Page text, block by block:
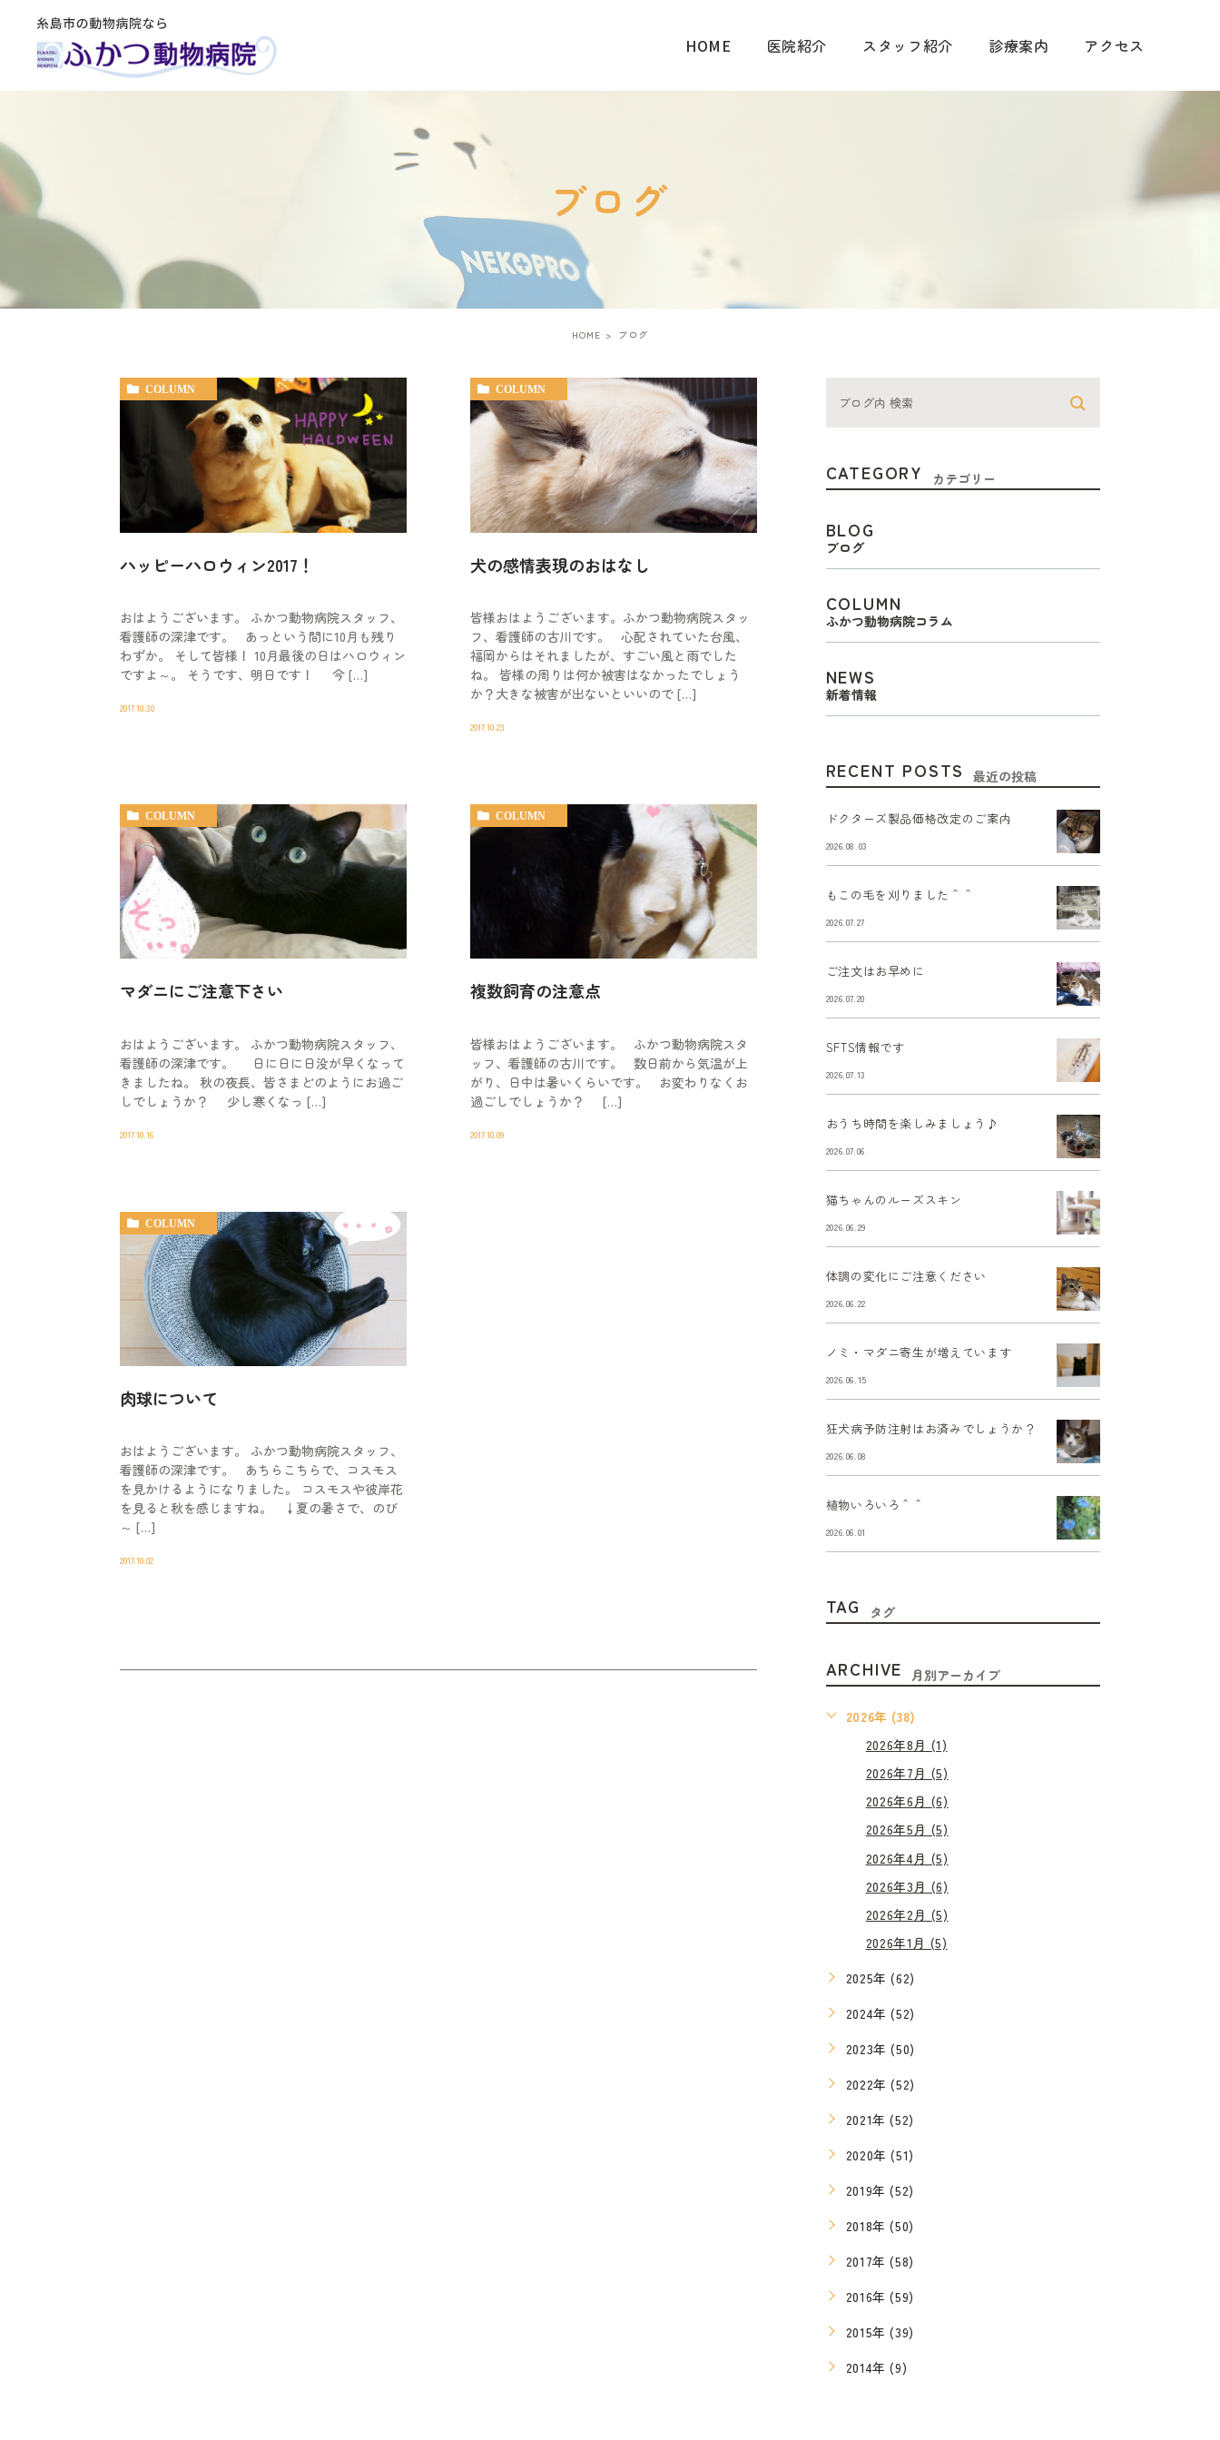
HOME 医院紹介 スタッフ紹介 診療案内 アクセス
ブログ
HOME ブログ
COLUMN
ハッピーハロウィン2017！
おはようございます。 ふかつ動物病院スタッフ、
看護師の深津です。 あっという間に10月も残り
わずか。 そして皆様！ 10月最後の日はハロウィン
ですよ～。 そうです、明日です！ 今 […]
2017.10.30
COLUMN
犬の感情表現のおはなし
皆様おはようございます。ふかつ動物病院スタッ
フ、看護師の古川です。 心配されていた台風、
福岡からはそれましたが、すごい風と雨でした
ね。 皆様の周りは何か被害はなかったでしょう
か？大きな被害が出ないといいので […]
2017.10.23
COLUMN
マダニにご注意下さい
おはようございます。 ふかつ動物病院スタッフ、
看護師の深津です。 日に日に日没が早くなって
きましたね。 秋の夜長、皆さまどのようにお過ご
しでしょうか？ 少し寒くなっ […]
2017.10.16
COLUMN
複数飼育の注意点
皆様おはようございます。 ふかつ動物病院スタ
ッフ、看護師の古川です。 数日前から気温が上
がり、日中は暑いくらいです。 お変わりなくお
過ごしでしょうか？ […]
2017.10.09
COLUMN
肉球について
おはようございます。 ふかつ動物病院スタッフ、
看護師の深津です。 あちらこちらで、コスモス
を見かけるようになりました。 コスモスや彼岸花
を見ると秋を感じますね。 ↓夏の暑さで、のび
～ […]
2017.10.02
CATEGORY カテゴリー
BLOG
ブログ
COLUMN
ふかつ動物病院コラム
NEWS
新着情報
RECENT POSTS 最近の投稿
ドクターズ製品価格改定のご案内
2026.08.03
もこの毛を刈りました＾＾
2026.07.27
ご注文はお早めに
2026.07.20
SFTS情報です
2026.07.13
おうち時間を楽しみましょう♪
2026.07.06
猫ちゃんのルーズスキン
2026.06.29
体調の変化にご注意ください
2026.06.22
ノミ・マダニ寄生が増えています
2026.06.15
狂犬病予防注射はお済みでしょうか？
2026.06.08
植物いろいろ＾＾
2026.06.01
TAG タグ
ARCHIVE 月別アーカイブ
2026年 (38)
2026年8月 (1)
2026年7月 (5)
2026年6月 (6)
2026年5月 (5)
2026年4月 (5)
2026年3月 (6)
2026年2月 (5)
2026年1月 (5)
2025年 (62)
2024年 (52)
2023年 (50)
2022年 (52)
2021年 (52)
2020年 (51)
2019年 (52)
2018年 (50)
2017年 (58)
2016年 (59)
2015年 (39)
2014年 (9)